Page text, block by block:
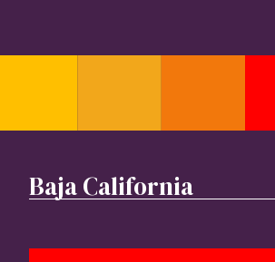
Baja California